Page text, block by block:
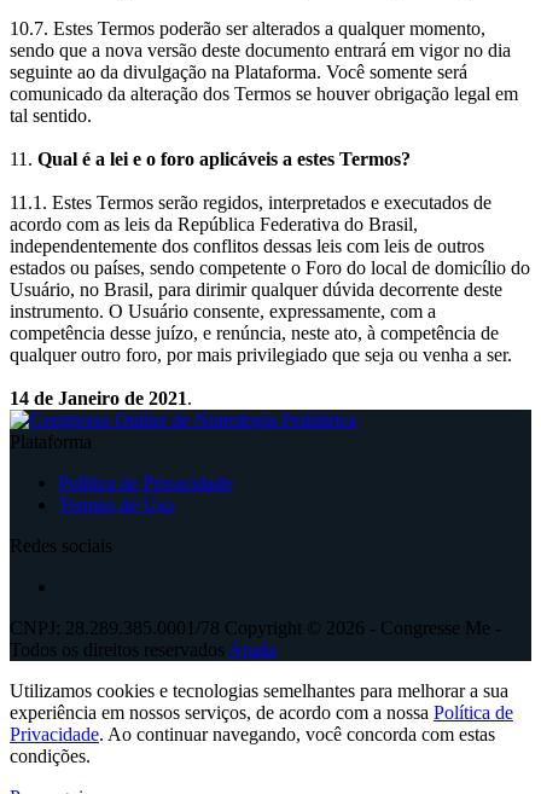
10.7. Estes Termos poderão ser alterados a qualquer momento,
sendo que a nova versão deste documento entrará em vigor no dia
seguinte ao da divulgação na Plataforma. Você somente será
comunicado da alteração dos Termos se houver obrigação legal em
tal sentido.
11. Qual é a lei e o foro aplicáveis a estes Termos?
11.1. Estes Termos serão regidos, interpretados e executados de
acordo com as leis da República Federativa do Brasil,
independentemente dos conflitos dessas leis com leis de outros
estados ou países, sendo competente o Foro do local de domicílio do
Usuário, no Brasil, para dirimir qualquer dúvida decorrente deste
instrumento. O Usuário consente, expressamente, com a
competência desse juízo, e renúncia, neste ato, à competência de
qualquer outro foro, por mais privilegiado que seja ou venha a ser.
14 de Janeiro de 2021.
Plataforma
Política de Privacidade
Termos de Uso
Redes sociais
CNPJ: 28.289.385.0001/78 Copyright © 2026 - Congresse Me -
Todos os direitos reservados Ajuda
Utilizamos cookies e tecnologias semelhantes para melhorar a sua
experiência em nossos serviços, de acordo com a nossa Política de
Privacidade. Ao continuar navegando, você concorda com estas
condições.